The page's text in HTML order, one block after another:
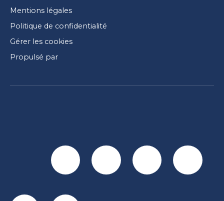
Mentions légales
Politique de confidentialité
Gérer les cookies
Propulsé par